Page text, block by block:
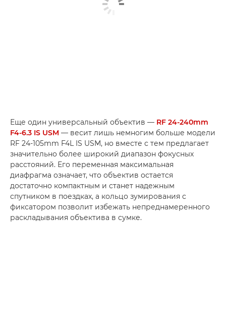
Еще один универсальный объектив — RF 24-240mm
F4-6.3 IS USM — весит лишь немногим больше модели
RF 24-105mm F4L IS USM, но вместе с тем предлагает
значительно более широкий диапазон фокусных
расстояний. Его переменная максимальная
диафрагма означает, что объектив остается
достаточно компактным и станет надежным
спутником в поездках, а кольцо зумирования с
фиксатором позволит избежать непреднамеренного
раскладывания объектива в сумке.